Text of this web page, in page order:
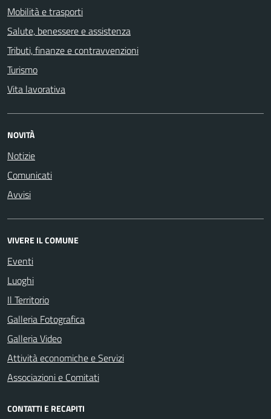
Mobilità e trasporti
Salute, benessere e assistenza
Tributi, finanze e contravvenzioni
Turismo
Vita lavorativa
NOVITÀ
Notizie
Comunicati
Avvisi
VIVERE IL COMUNE
Eventi
Luoghi
Il Territorio
Galleria Fotografica
Galleria Video
Attività economiche e Servizi
Associazioni e Comitati
CONTATTI E RECAPITI